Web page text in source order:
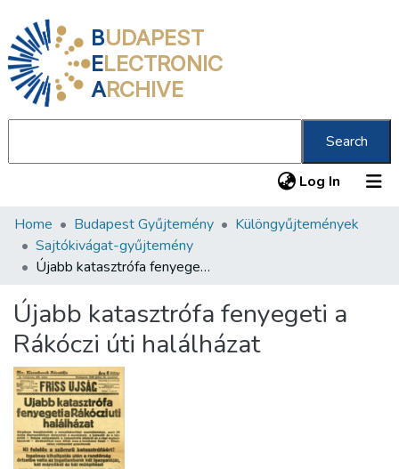
BUDAPEST
ELECTRONIC
ARCHIVE
Search
Log In (current)
Communities & Collections
All of DSpace
Statistics
About us
Home Budapest Gyűjtemény
Különgyűjtemények
Sajtókivágat-gyűjtemény
Újabb katasztrófa fenyegeti a Rákóczi úti halálházat
Újabb katasztrófa fenyegeti a
Rákóczi úti halálházat